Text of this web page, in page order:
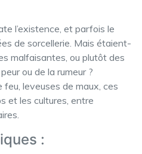
l’existence, et parfois le
de sorcellerie. Mais étaient-
malfaisantes, ou plutôt des
ou de la rumeur ?
feu, leveuses de maux, ces
et les cultures, entre
: